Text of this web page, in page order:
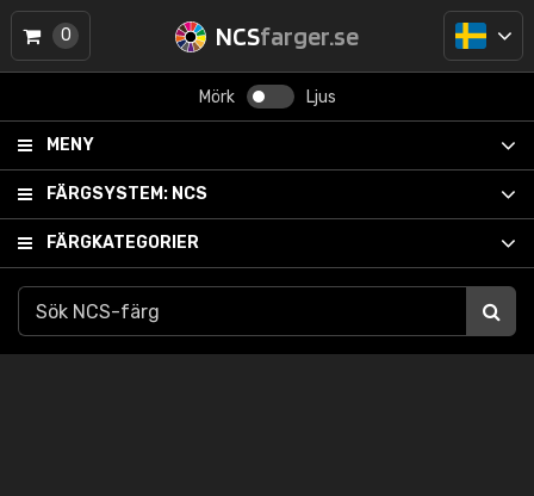
NCSfarger.se
Mörk Ljus
MENY
FÄRGSYSTEM: NCS
FÄRGKATEGORIER
0